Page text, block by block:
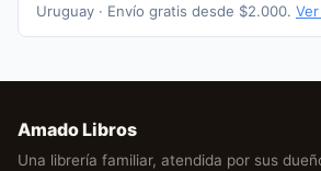
Uruguay · Envío gratis desde $2.000.
Amado Libros
Una librería familiar, atendida por sus